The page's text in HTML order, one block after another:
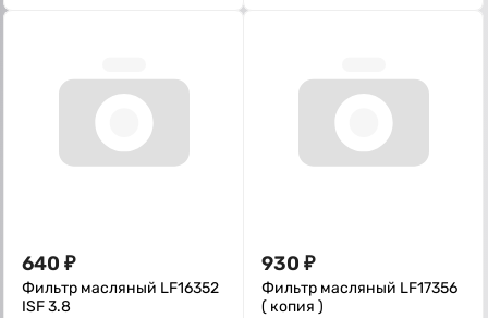
640 ₽
Фильтр масляный LF16352
ISF 3.8
930 ₽
Фильтр масляный LF17356
( копия )